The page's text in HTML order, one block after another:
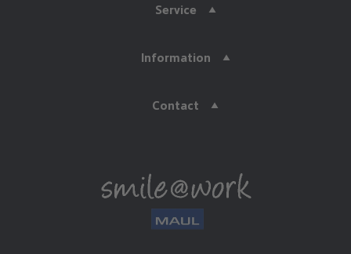
Service
Information
Contact